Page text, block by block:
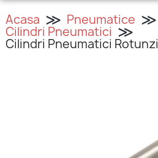
Acasa Pneumatice
Cilindri Pneumatici
Cilindri Pneumatici Rotunzi